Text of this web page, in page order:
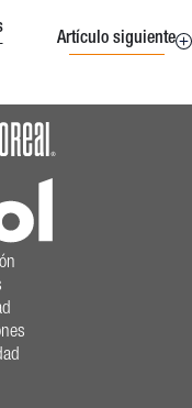
Artículo siguiente